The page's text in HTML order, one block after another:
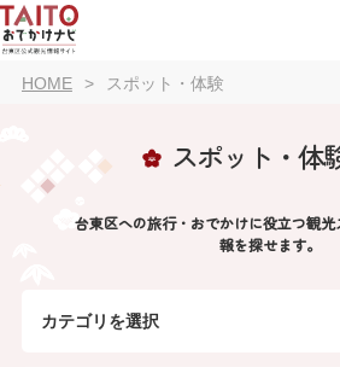
HOME スポット・体験
スポット・体
台東区への旅行・おでかけに役立つ観
報を探せます。
カテゴリを選択